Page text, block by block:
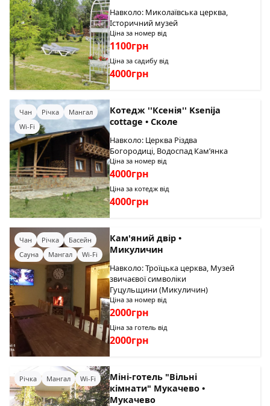
Навколо: Миколаївська церква,
Історичний музей
Ціна за номер від
1100грн
Ціна за садибу від
4000грн
Чан Річка
Мангал
Wi-Fi
Котедж ''Ксенія'' Ksenija
cottage • Сколе
Навколо: Церква Різдва
Богородиці, Водоспад Кам’янка
Ціна за номер від
4000грн
Ціна за котедж від
4000грн
Чан Річка
Басейн
Сауна
Мангал Wi-Fi
Кам'яний двір •
Микуличин
Навколо: Троїцька церква, Музей
звичаєвої символіки
Гуцульщини (Микуличин)
Ціна за номер від
2000грн
Ціна за готель від
2000грн
Річка Мангал Wi-Fi
Міні-готель "Вільні
кімнати" Мукачево •
Мукачево